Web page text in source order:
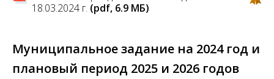
18.03.2024 г. (pdf, 6.9 MБ)
Муниципальное задание на 2024 год и
плановый период 2025 и 2026 годов